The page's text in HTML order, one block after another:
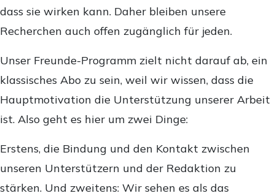
dass sie wirken kann. Daher bleiben unsere
Recherchen auch offen zugänglich für jeden.
Unser Freunde-Programm zielt nicht darauf ab, ein
klassisches Abo zu sein, weil wir wissen, dass die
Hauptmotivation die Unterstützung unserer Arbeit
ist. Also geht es hier um zwei Dinge:
Erstens, die Bindung und den Kontakt zwischen
unseren Unterstützern und der Redaktion zu
stärken. Und zweitens: Wir sehen es als das